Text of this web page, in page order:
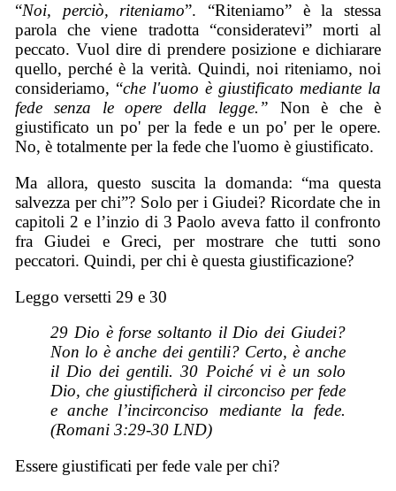
“Noi, perciò, riteniamo”. “Riteniamo” è la stessa
parola che viene tradotta “consideratevi” morti al
peccato. Vuol dire di prendere posizione e dichiarare
quello, perché è la verità. Quindi, noi riteniamo, noi
consideriamo, “che l'uomo è giustificato mediante la
fede senza le opere della legge.” Non è che è
giustificato un po' per la fede e un po' per le opere.
No, è totalmente per la fede che l'uomo è giustificato.
Ma allora, questo suscita la domanda: “ma questa
salvezza per chi”? Solo per i Giudei? Ricordate che in
capitoli 2 e l’inzio di 3 Paolo aveva fatto il confronto
fra Giudei e Greci, per mostrare che tutti sono
peccatori. Quindi, per chi è questa giustificazione?
Leggo versetti 29 e 30
29 Dio è forse soltanto il Dio dei Giudei?
Non lo è anche dei gentili? Certo, è anche
il Dio dei gentili. 30 Poiché vi è un solo
Dio, che giustificherà il circonciso per fede
e anche l’incirconciso mediante la fede.
(Romani 3:29-30 LND)
Essere giustificati per fede vale per chi?